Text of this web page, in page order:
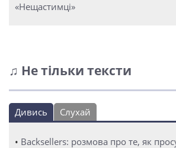
«Нещастимці»
♫ Не тільки тексти
Дивись Слухай
• Backsellers: розмова про те, як